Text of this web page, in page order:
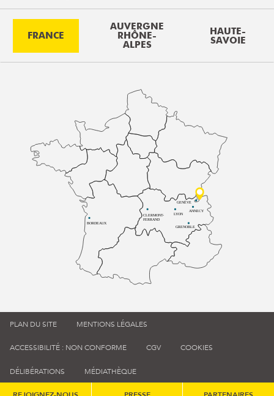
FRANCE
AUVERGNE
RHÔNE-
ALPES
HAUTE-
SAVOIE
BORDEAUX
CLERMONT-
FERRAND
LYON
ANNECY
GRENOBLE
GENÈVE
PLAN DU SITE MENTIONS LÉGALES
ACCESSIBILITÉ : NON CONFORME CGV COOKIES
DÉLIBÉRATIONS MÉDIATHÈQUE